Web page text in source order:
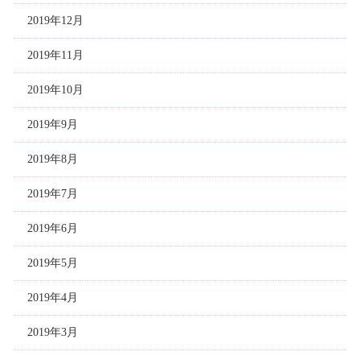
2019年12月
2019年11月
2019年10月
2019年9月
2019年8月
2019年7月
2019年6月
2019年5月
2019年4月
2019年3月